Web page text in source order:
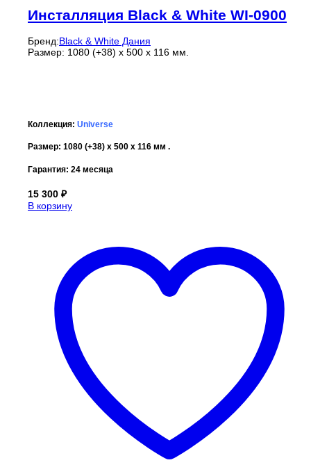
Инсталляция Black & White WI-0900
Бренд:Black & White Дания
Размер: 1080 (+38) x 500 x 116 мм.
Коллекция: Universe
Размер: 1080 (+38) x 500 x 116 мм .
Гарантия: 24 месяца
15 300 ₽
В корзину